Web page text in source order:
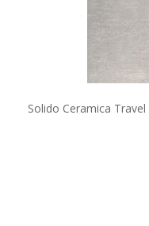
Solido Ceramica